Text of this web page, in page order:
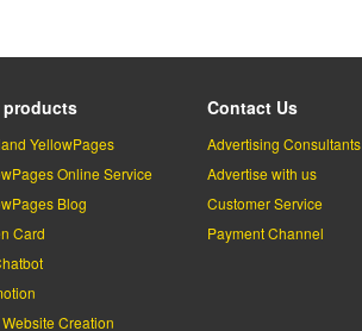
products
YellowPages
Online Service
Blog
Card
Creation
Contact Us
Advertising Consultants
Advertise with us
Customer Service
Payment Channel